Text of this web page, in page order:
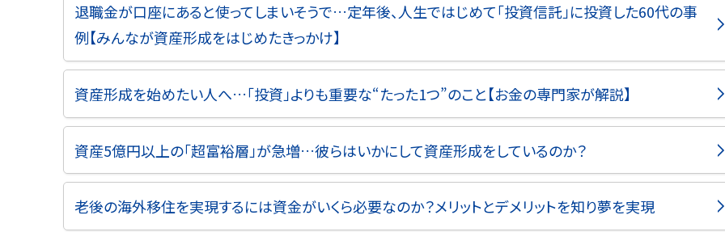
退職金が口座にあると使ってしまいそうで…定年後、人生ではじめて「投資信託」に投資した60代の事
例【みんなが資産形成をはじめたきっかけ】
資産形成を始めたい人へ…「投資」よりも重要な“たった1つ”のこと【お金の専門家が解説】
資産5億円以上の「超富裕層」が急増…彼らはいかにして資産形成をしているのか？
老後の海外移住を実現するには資金がいくら必要なのか？メリットとデメリットを知り夢を実現